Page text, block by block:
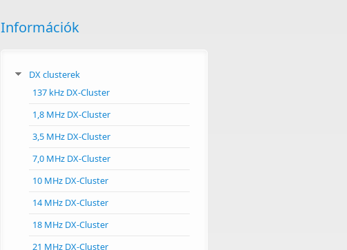
Információk
DX clusterek
137 kHz DX-Cluster
1,8 MHz DX-Cluster
3,5 MHz DX-Cluster
7,0 MHz DX-Cluster
10 MHz DX-Cluster
14 MHz DX-Cluster
18 MHz DX-Cluster
21 MHz DX-Cluster